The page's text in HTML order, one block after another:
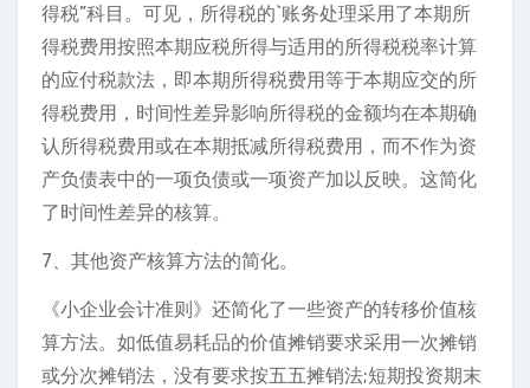
得税”科目。可见，所得税的`账务处理采用了本期所
得税费用按照本期应税所得与适用的所得税税率计算
的应付税款法，即本期所得税费用等于本期应交的所
得税费用，时间性差异影响所得税的金额均在本期确
认所得税费用或在本期抵减所得税费用，而不作为资
产负债表中的一项负债或一项资产加以反映。这简化
了时间性差异的核算。
7、其他资产核算方法的简化。
《小企业会计准则》还简化了一些资产的转移价值核
算方法。如低值易耗品的价值摊销要求采用一次摊销
或分次摊销法，没有要求按五五摊销法;短期投资期末